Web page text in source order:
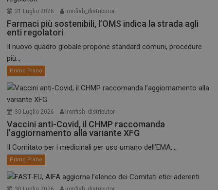
31 Luglio 2026 ironfish_distributor
Farmaci più sostenibili, l’OMS indica la strada agli
enti regolatori
Il nuovo quadro globale propone standard comuni, procedure
più...
Primo Piano
30 Luglio 2026 ironfish_distributor
Vaccini anti-Covid, il CHMP raccomanda
l’aggiornamento alla variante XFG
Il Comitato per i medicinali per uso umano dell’EMA,...
Primo Piano